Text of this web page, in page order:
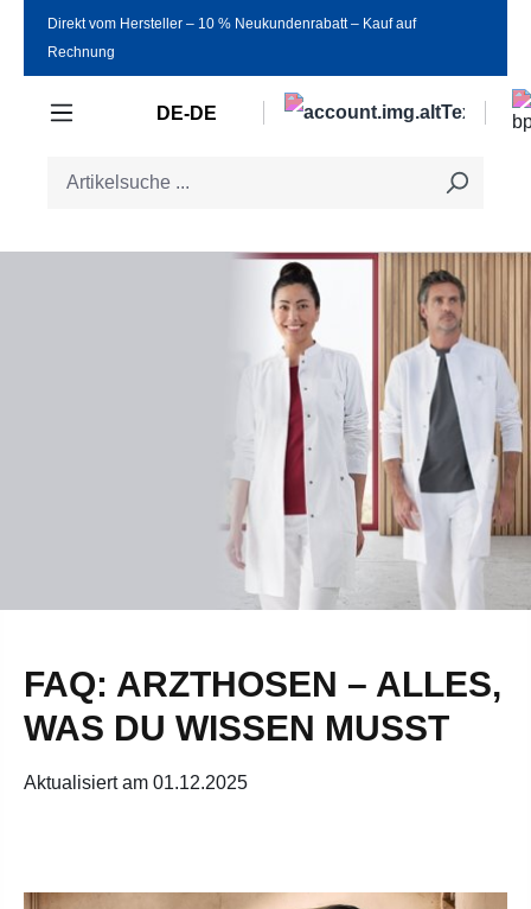
Zum Hauptinhalt springen
Direkt vom Hersteller ‒ 10 % Neukundenrabatt ‒ Kauf auf
Rechnung
DE-DE
FAQ: ARZTHOSEN – ALLES,
WAS DU WISSEN MUSST
Aktualisiert am 01.12.2025